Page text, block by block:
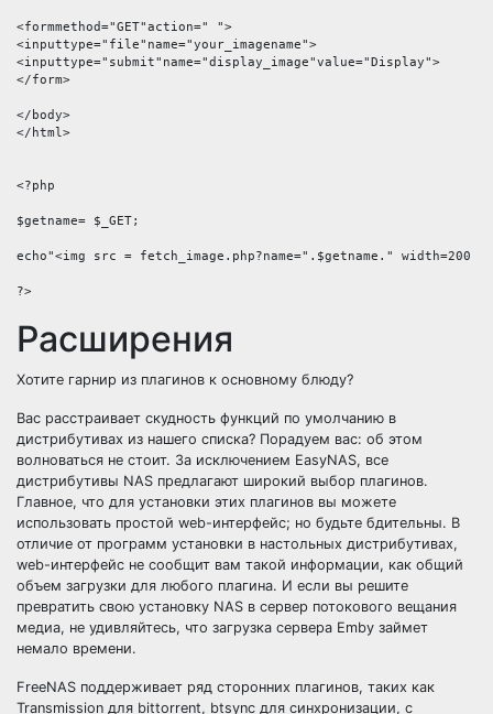
<formmethod="GET"action=" ">
<inputtype="file"name="your_imagename">
<inputtype="submit"name="display_image"value="Display">
</form>
</body>
</html>
<?php
$getname= $_GET;
echo"<img src = fetch_image.php?name=".$getname." width=200
Расширения
Хотите гарнир из плагинов к основному блюду?
Вас расстраивает скудность функций по умолчанию в
дистрибутивах из нашего списка? Порадуем вас: об этом
волноваться не стоит. За исключением EasyNAS, все
дистрибутивы NAS предлагают широкий выбор плагинов.
Главное, что для установки этих плагинов вы можете
использовать простой web-интерфейс; но будьте бдительны. В
отличие от программ установки в настольных дистрибутивах,
web-интерфейс не сообщит вам такой информации, как общий
объем загрузки для любого плагина. И если вы решите
превратить свою установку NAS в сервер потокового вещания
медиа, не удивляйтесь, что загрузка сервера Emby займет
немало времени.
FreeNAS поддерживает ряд сторонних плагинов, таких как
Transmission для bittorrent, btsync для синхронизации, с